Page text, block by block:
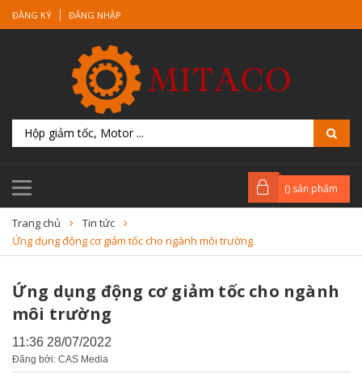
ĐĂNG KÝ ĐĂNG NHẬP
() sản phẩm
Trang chủ
Tin tức
Ứng dụng động cơ giảm tốc cho ngành môi trường
Ứng dụng động cơ giảm tốc cho ngành
môi trường
11:36 28/07/2022
Đăng bởi: CAS Media